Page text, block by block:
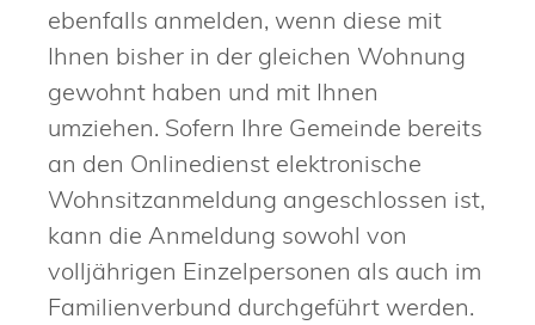
ebenfalls anmelden, wenn diese mit
Ihnen bisher in der gleichen Wohnung
gewohnt haben und mit Ihnen
umziehen. Sofern Ihre Gemeinde bereits
an den Onlinedienst elektronische
Wohnsitzanmeldung angeschlossen ist,
kann die Anmeldung sowohl von
volljährigen Einzelpersonen als auch im
Familienverbund durchgeführt werden.